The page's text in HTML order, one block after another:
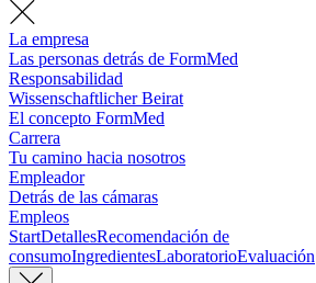
La empresa
Las personas detrás de FormMed
Responsabilidad
Wissenschaftlicher Beirat
El concepto FormMed
Carrera
Tu camino hacia nosotros
Empleador
Detrás de las cámaras
Empleos
StartDetallesRecomendación de
consumoIngredientesLaboratorioEvaluación